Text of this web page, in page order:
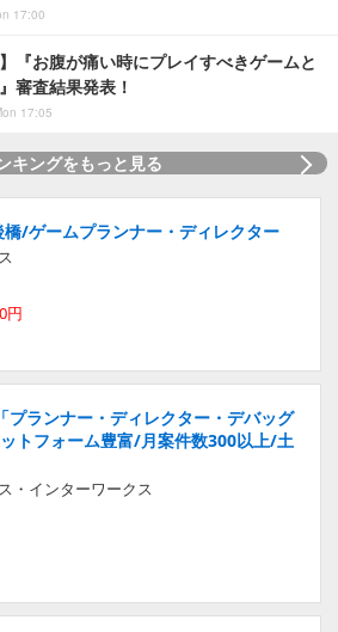
17:00
】『お腹が痛い時にプレイすべきゲームと
審査結果発表！
17:05
キングをもっと見る
/ゲームプランナー・ディレクター
円
プランナー・ディレクター・デバッグ
トフォーム豊富/月案件数300以上/土
・インターワークス